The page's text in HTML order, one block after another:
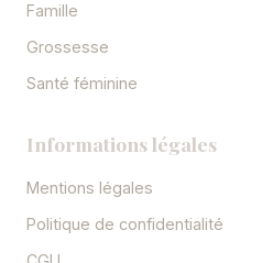
Famille
Grossesse
Santé féminine
Informations légales
Mentions légales
Politique de confidentialité